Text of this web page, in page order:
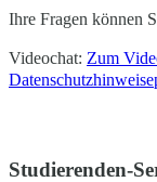
Ihre Fragen können
Videochat: Zum
Datenschutzhinweise
Studierenden-